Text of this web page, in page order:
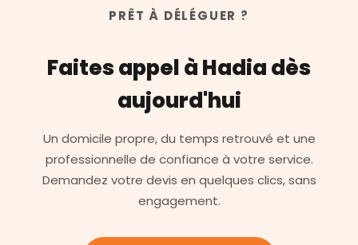
PRÊT À DÉLÉGUER ?
Faites appel à Hadia dès
aujourd'hui
Un domicile propre, du temps retrouvé et une
professionnelle de confiance à votre service.
Demandez votre devis en quelques clics, sans
engagement.